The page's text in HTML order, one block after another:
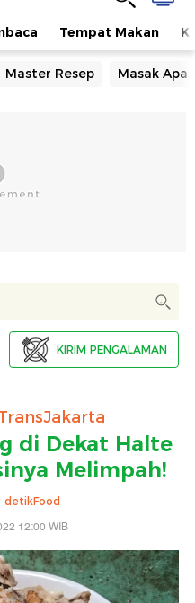
Tempat Makan
Master Resep Masak Apa
KIRIM PENGALAMAN
di Dekat Halte
Melimpah!
detikFood
12:00 WIB